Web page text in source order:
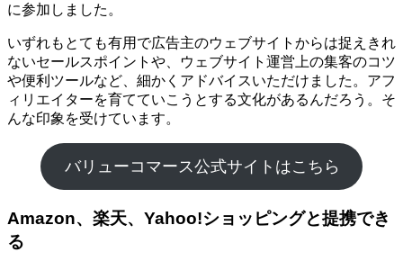
に参加しました。
いずれもとても有用で広告主のウェブサイトからは捉えきれ
ないセールスポイントや、ウェブサイト運営上の集客のコツ
や便利ツールなど、細かくアドバイスいただけました。アフ
ィリエイターを育てていこうとする文化があるんだろう。そ
んな印象を受けています。
バリューコマース公式サイトはこちら
Amazon、楽天、Yahoo!ショッピングと提携でき
る